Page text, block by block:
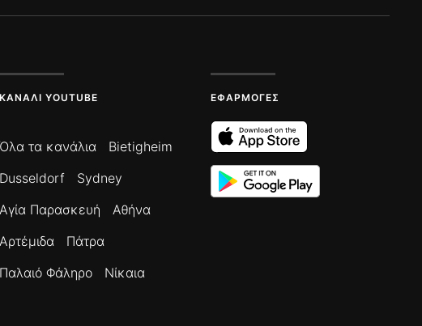
ΚΑΝΆΛΙ YOUTUBE
Όλα τα κανάλια
Bietigheim
Dusseldorf
Sydney
Αγία Παρασκευή
Αθήνα
Αρτέμιδα
Πάτρα
Παλαιό Φάληρο
Νίκαια
ΕΦΑΡΜΟΓΈΣ